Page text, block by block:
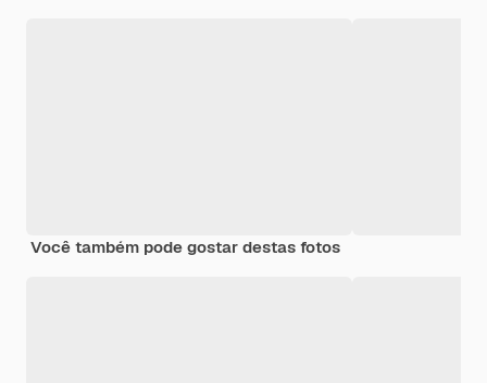
Você também pode gostar destas fotos